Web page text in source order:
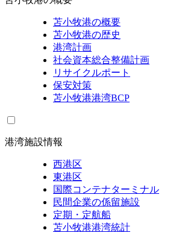
苫小牧港の概要
苫小牧港の歴史
港湾計画
社会資本総合整備計画
リサイクルポート
保安対策
苫小牧港港湾BCP
港湾施設情報
西港区
東港区
国際コンテナターミナル
民間企業の係留施設
定期・定航船
苫小牧港港湾統計